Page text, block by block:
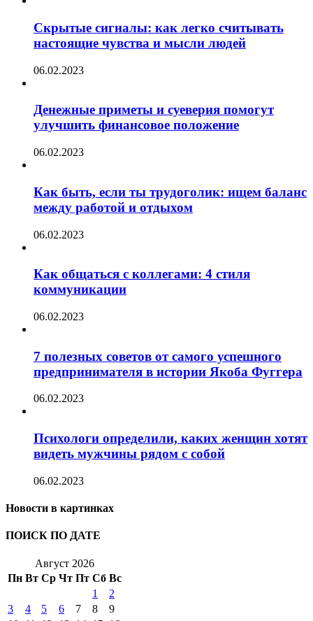
Скрытые сигналы: как легко считывать
настоящие чувства и мысли людей
06.02.2023
Денежные приметы и суеверия помогут
улучшить финансовое положение
06.02.2023
Как быть, если ты трудоголик: ищем баланс
между работой и отдыхом
06.02.2023
Как общаться с коллегами: 4 стиля
коммуникации
06.02.2023
7 полезных советов от самого успешного
предпринимателя в истории Якоба Фуггера
06.02.2023
Психологи определили, каких женщин хотят
видеть мужчины рядом с собой
06.02.2023
Новости в картинках
ПОИСК ПО ДАТЕ
Август 2026
Пн Вт Ср Чт Пт Сб Вс
1
2
3
4 5 6 7 8
9